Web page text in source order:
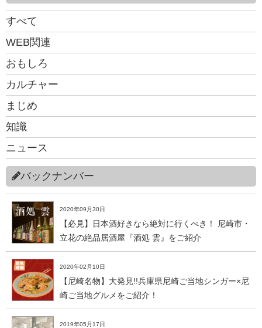
すべて
WEB関連
おもしろ
カルチャー
まじめ
知識
ニュース
バックナンバー
2020年09月30日
【必見】日本酒好きなら絶対に行くべき！ 尼崎市・
立花の絶品居酒屋『酒処 雲』をご紹介
2020年02月10日
【尼崎名物】大発見!!兵庫県尼崎ご当地シンガー×尼
崎ご当地グルメをご紹介！
2019年05月17日